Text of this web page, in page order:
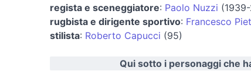
regista e sceneggiatore: Paolo Nuzzi
rugbista e dirigente sportivo: Francesco
stilista: Roberto Capucci (95)
Qui sotto i personaggi che